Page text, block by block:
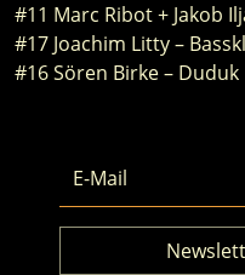
#11 Marc Ribot + Jakob
#17 Joachim Litty –
#16 Sören Birke – Duduk